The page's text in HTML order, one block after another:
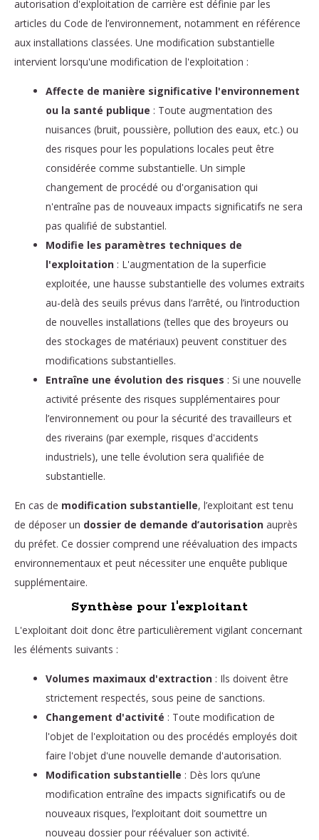
autorisation d'exploitation de carrière est définie par les
articles du Code de l’environnement, notamment en référence
aux installations classées. Une modification substantielle
intervient lorsqu'une modification de l'exploitation :
Affecte de manière significative l'environnement
ou la santé publique : Toute augmentation des
nuisances (bruit, poussière, pollution des eaux, etc.) ou
des risques pour les populations locales peut être
considérée comme substantielle. Un simple
changement de procédé ou d'organisation qui
n'entraîne pas de nouveaux impacts significatifs ne sera
pas qualifié de substantiel.
Modifie les paramètres techniques de
l'exploitation : L'augmentation de la superficie
exploitée, une hausse substantielle des volumes extraits
au-delà des seuils prévus dans l’arrêté, ou l’introduction
de nouvelles installations (telles que des broyeurs ou
des stockages de matériaux) peuvent constituer des
modifications substantielles.
Entraîne une évolution des risques : Si une nouvelle
activité présente des risques supplémentaires pour
l’environnement ou pour la sécurité des travailleurs et
des riverains (par exemple, risques d'accidents
industriels), une telle évolution sera qualifiée de
substantielle.
En cas de modification substantielle, l’exploitant est tenu
de déposer un dossier de demande d’autorisation auprès
du préfet. Ce dossier comprend une réévaluation des impacts
environnementaux et peut nécessiter une enquête publique
supplémentaire.
Synthèse pour l'exploitant
L'exploitant doit donc être particulièrement vigilant concernant
les éléments suivants :
Volumes maximaux d'extraction : Ils doivent être
strictement respectés, sous peine de sanctions.
Changement d'activité : Toute modification de
l'objet de l'exploitation ou des procédés employés doit
faire l'objet d'une nouvelle demande d'autorisation.
Modification substantielle : Dès lors qu’une
modification entraîne des impacts significatifs ou de
nouveaux risques, l’exploitant doit soumettre un
nouveau dossier pour réévaluer son activité.